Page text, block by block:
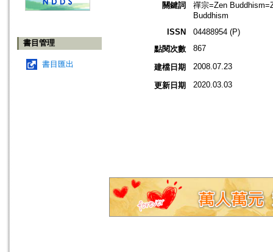
書目管理
書目匯出
關鍵詞
禪宗=Zen
Buddhism
ISSN
04488954 (P)
點閱次數
867
建檔日期 2008.07.23
更新日期 2020.03.03